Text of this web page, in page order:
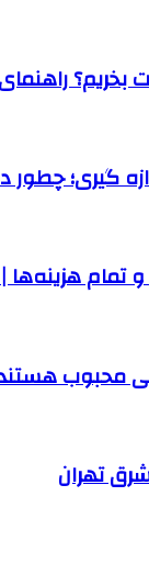
بخریم؟
گیری؛ چطور
| هزینه
محبوب
تهران